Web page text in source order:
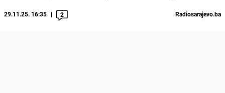
29.11.25. 16:35 2 Radiosarajevo.ba